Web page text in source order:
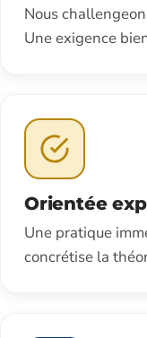
Nous
Une exigence
Orientée
Une pratique
concrétise la